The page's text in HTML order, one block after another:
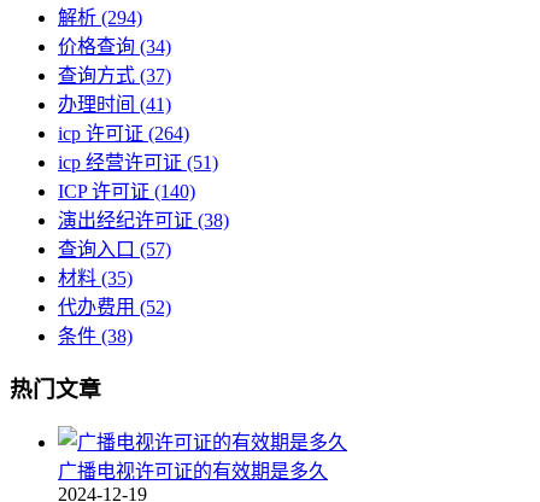
解析 (294)
价格查询 (34)
查询方式 (37)
办理时间 (41)
icp 许可证 (264)
icp 经营许可证 (51)
ICP 许可证 (140)
演出经纪许可证 (38)
查询入口 (57)
材料 (35)
代办费用 (52)
条件 (38)
热门文章
广播电视许可证的有效期是多久
2024-12-19